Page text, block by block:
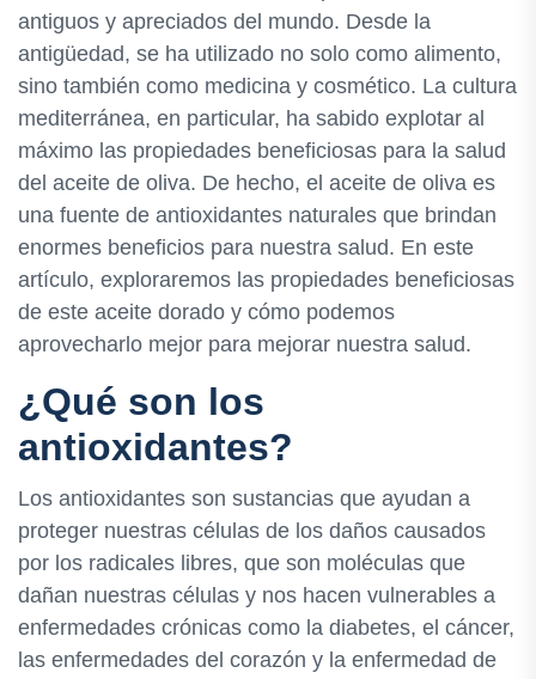
antiguos y apreciados del mundo. Desde la
antigüedad, se ha utilizado no solo como alimento,
sino también como medicina y cosmético. La cultura
mediterránea, en particular, ha sabido explotar al
máximo las propiedades beneficiosas para la salud
del aceite de oliva. De hecho, el aceite de oliva es
una fuente de antioxidantes naturales que brindan
enormes beneficios para nuestra salud. En este
artículo, exploraremos las propiedades beneficiosas
de este aceite dorado y cómo podemos
aprovecharlo mejor para mejorar nuestra salud.
¿Qué son los
antioxidantes?
Los antioxidantes son sustancias que ayudan a
proteger nuestras células de los daños causados
por los radicales libres, que son moléculas que
dañan nuestras células y nos hacen vulnerables a
enfermedades crónicas como la diabetes, el cáncer,
las enfermedades del corazón y la enfermedad de